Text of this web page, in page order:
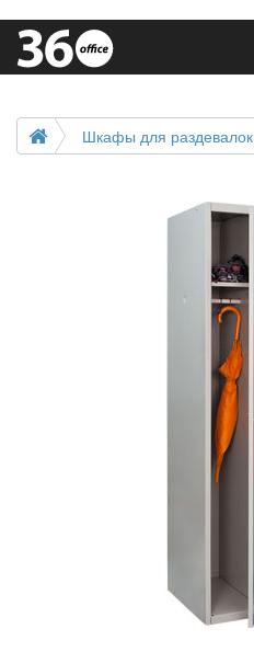
Шкафы для раздевалок